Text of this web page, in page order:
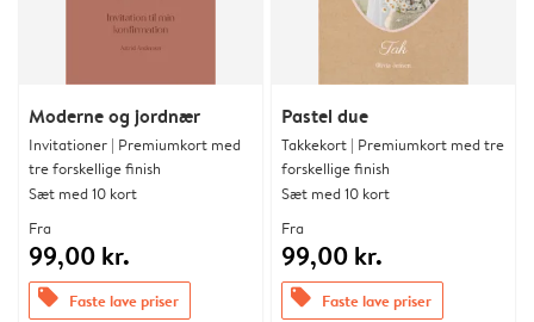
Moderne og jordnær
Invitationer | Premiumkort med
tre forskellige finish
Sæt med 10 kort
Fra
99,00 kr.
offers Faste lave priser
Pastel due
Takkekort | Premiumkort med tre
forskellige finish
Sæt med 10 kort
Fra
99,00 kr.
offers Faste lave priser